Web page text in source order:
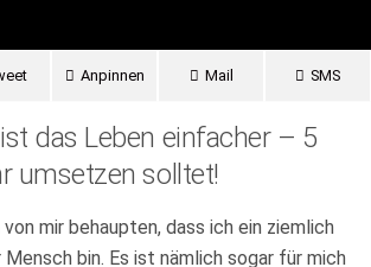
Anpinnen Mail SMS
das Leben einfacher – 5
umsetzen solltet!
mir behaupten, dass ich ein ziemlich
bin. Es ist nämlich sogar für mich